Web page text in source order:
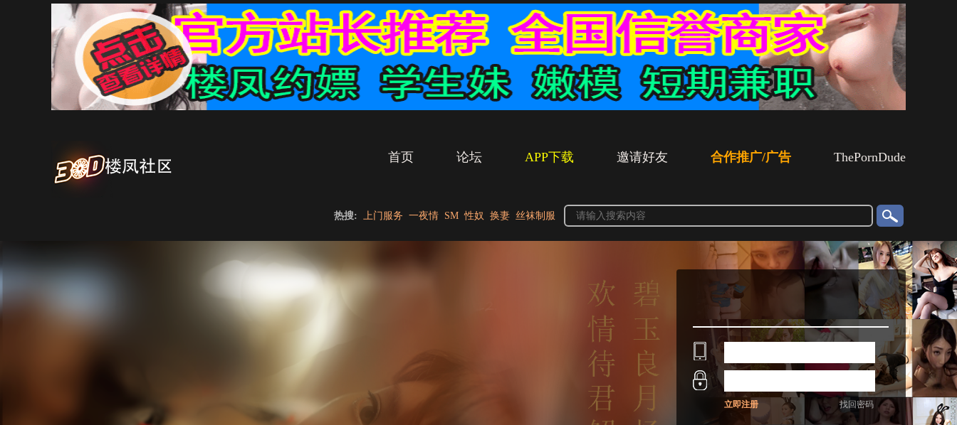
ThePornDude
合作推广/广告
邀请好友
APP下载
论坛
首页
热搜: 上门服务 一夜情 SM 性奴 换妻 丝袜制服
立即注册 找回密码